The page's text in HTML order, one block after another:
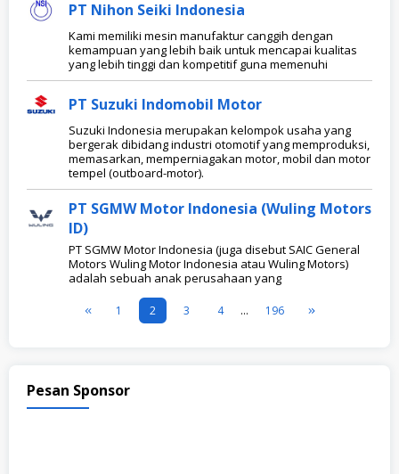
PT Nihon Seiki Indonesia
Kami memiliki mesin manufaktur canggih dengan
kemampuan yang lebih baik untuk mencapai kualitas
yang lebih tinggi dan kompetitif guna memenuhi
PT Suzuki Indomobil Motor
Suzuki Indonesia merupakan kelompok usaha yang
bergerak dibidang industri otomotif yang memproduksi,
memasarkan, memperniagakan motor, mobil dan motor
tempel (outboard-motor).
PT SGMW Motor Indonesia (Wuling Motors
ID)
PT SGMW Motor Indonesia (juga disebut SAIC General
Motors Wuling Motor Indonesia atau Wuling Motors)
adalah sebuah anak perusahaan yang
1 2 3 4 … 196
Pesan Sponsor